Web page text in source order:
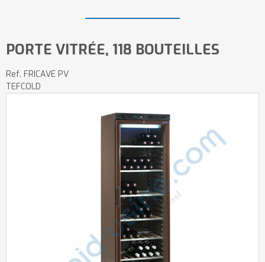
PORTE VITRÉE, 118 BOUTEILLES
Ref. FRICAVE PV
TEFCOLD